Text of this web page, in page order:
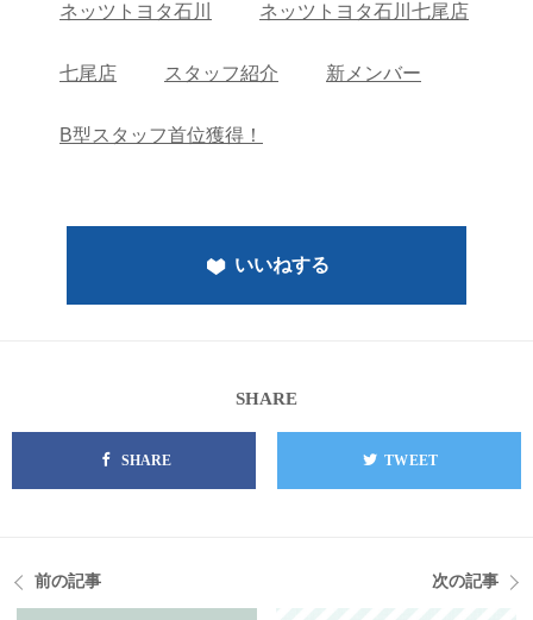
ネッツトヨタ石川 ネッツトヨタ石川七尾店
七尾店 スタッフ紹介 新メンバー
B型スタッフ首位獲得！
いいねする
SHARE
SHARE TWEET
前の記事 次の記事